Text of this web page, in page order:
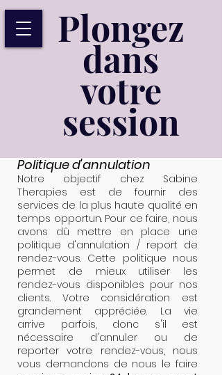
Plongez
dans
votre
session
Politique d'annulation
Notre objectif chez Sabine
Therapies est de fournir des
services de la plus haute qualité en
temps opportun. Pour ce faire, nous
avons dû mettre en place une
politique d'annulation / report de
rendez-vous. Cette politique nous
permet de mieux utiliser les
rendez-vous disponibles pour nos
clients. Votre considération est
grandement appréciée. La vie
arrive parfois, donc s'il est
nécessaire d'annuler ou de
reporter votre rendez-vous, nous
vous demandons de nous le faire